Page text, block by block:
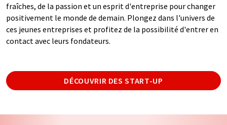
fraîches, de la passion et un esprit d'entreprise pour changer
positivement le monde de demain. Plongez dans l'univers de
ces jeunes entreprises et profitez de la possibilité d'entrer en
contact avec leurs fondateurs.
DÉCOUVRIR DES START-UP